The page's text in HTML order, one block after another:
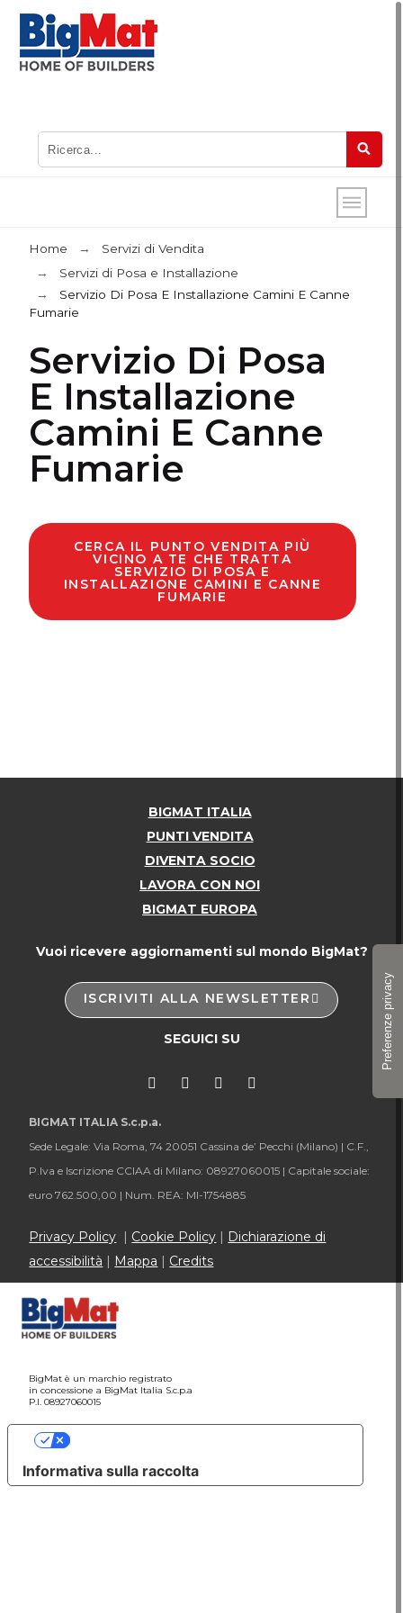
Home
Servizi di Vendita
Servizi di Posa e Installazione
Servizio Di Posa E Installazione Camini E Canne
Fumarie
Servizio Di Posa
E Installazione
Camini E Canne
Fumarie
CERCA IL PUNTO VENDITA PIÙ
VICINO A TE CHE TRATTA
SERVIZIO DI POSA E
INSTALLAZIONE CAMINI E CANNE
FUMARIE
BIGMAT ITALIA
PUNTI VENDITA
DIVENTA SOCIO
LAVORA CON NOI
BIGMAT EUROPA
Vuoi ricevere aggiornamenti sul mondo BigMat?
ISCRIVITI ALLA NEWSLETTER
SEGUICI SU
BIGMAT ITALIA S.c.p.a.
Sede Legale: Via Roma, 74 20051 Cassina de’ Pecchi (Milano) | C.F.,
P.Iva e Iscrizione CCIAA di Milano: 08927060015 | Capitale sociale:
euro 762.500,00 | Num. REA: MI-1754885
Privacy Policy Cookie Policy
Dichiarazione di
accessibilità
Mappa Credits
BigMat è un marchio registrato
in concessione a BigMat Italia S.c.p.a
P.I. 08927060015
Informativa sulla raccolta
Le tue preferenze relative alla privacy